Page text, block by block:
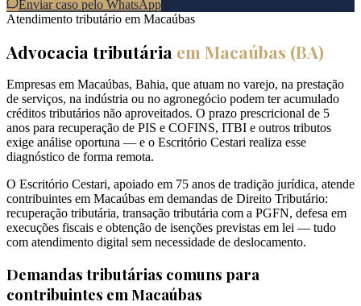
Enviar caso pelo WhatsApp
Atendimento tributário em Macaúbas
Advocacia tributária em Macaúbas (BA)
Empresas em Macaúbas, Bahia, que atuam no varejo, na prestação
de serviços, na indústria ou no agronegócio podem ter acumulado
créditos tributários não aproveitados. O prazo prescricional de 5
anos para recuperação de PIS e COFINS, ITBI e outros tributos
exige análise oportuna — e o Escritório Cestari realiza esse
diagnóstico de forma remota.
O Escritório Cestari, apoiado em 75 anos de tradição jurídica, atende
contribuintes em Macaúbas em demandas de Direito Tributário:
recuperação tributária, transação tributária com a PGFN, defesa em
execuções fiscais e obtenção de isenções previstas em lei — tudo
com atendimento digital sem necessidade de deslocamento.
Demandas tributárias comuns para
contribuintes emMacaúbas